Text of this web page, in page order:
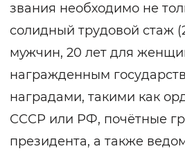
звания необходимо не
солидный трудовой стаж
мужчин, 20 лет для
награжденным
наградами, такими как
СССР или РФ, почётные
президента, а также